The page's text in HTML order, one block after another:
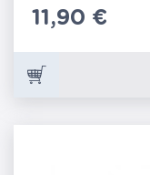
Prix
11,90 €